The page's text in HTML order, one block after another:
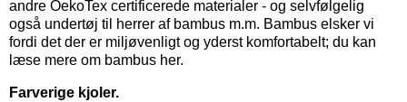
andre OekoTex certificerede materialer - og selvfølgelig
også undertøj til herrer af bambus m.m. Bambus elsker vi
fordi det der er miljøvenligt og yderst komfortabelt; du kan
læse mere om bambus her.
Farverige kjoler.